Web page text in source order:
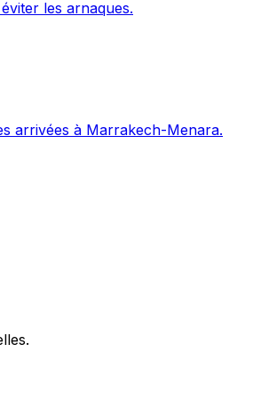
les arnaques.
arrivées à Marrakech-Menara.